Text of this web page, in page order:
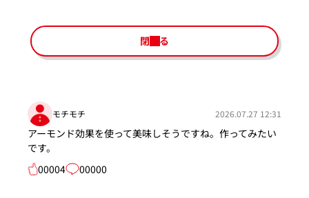
閉じる
モチモチ 2026.07.27 12:31
アーモンド効果を使って美味しそうですね。作ってみたい
です。
00004
00000